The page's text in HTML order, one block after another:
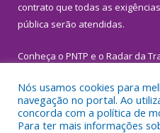
contrato que todas as
pública serão atendidas.
Conheça o PNTP e o Radar da
Nós usamos cookies para
navegação no portal. Ao
concorda com a política de
Para ter mais informações